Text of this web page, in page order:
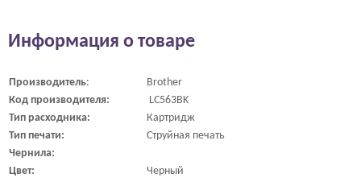
Информация о товаре
Производитель:
Brother
Код производителя:
LC563BK
Тип расходника:
Картридж
Тип печати:
Струйная печать
Чернила:
Цвет:
Черный